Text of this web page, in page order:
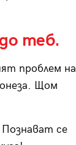
теб.
проблем на
Щом
се